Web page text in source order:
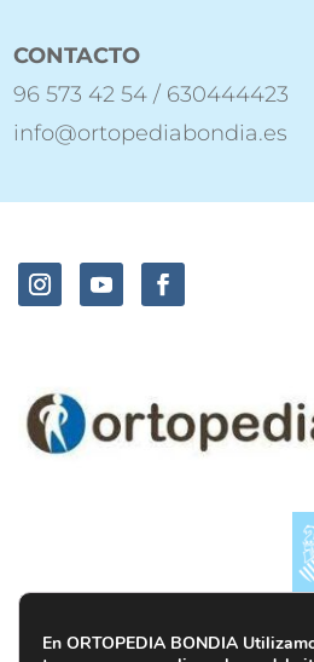
CONTACTO
96 573 42 54 / 630444423
info@ortopediabondia.es
En ORTOPEDIA BONDIA